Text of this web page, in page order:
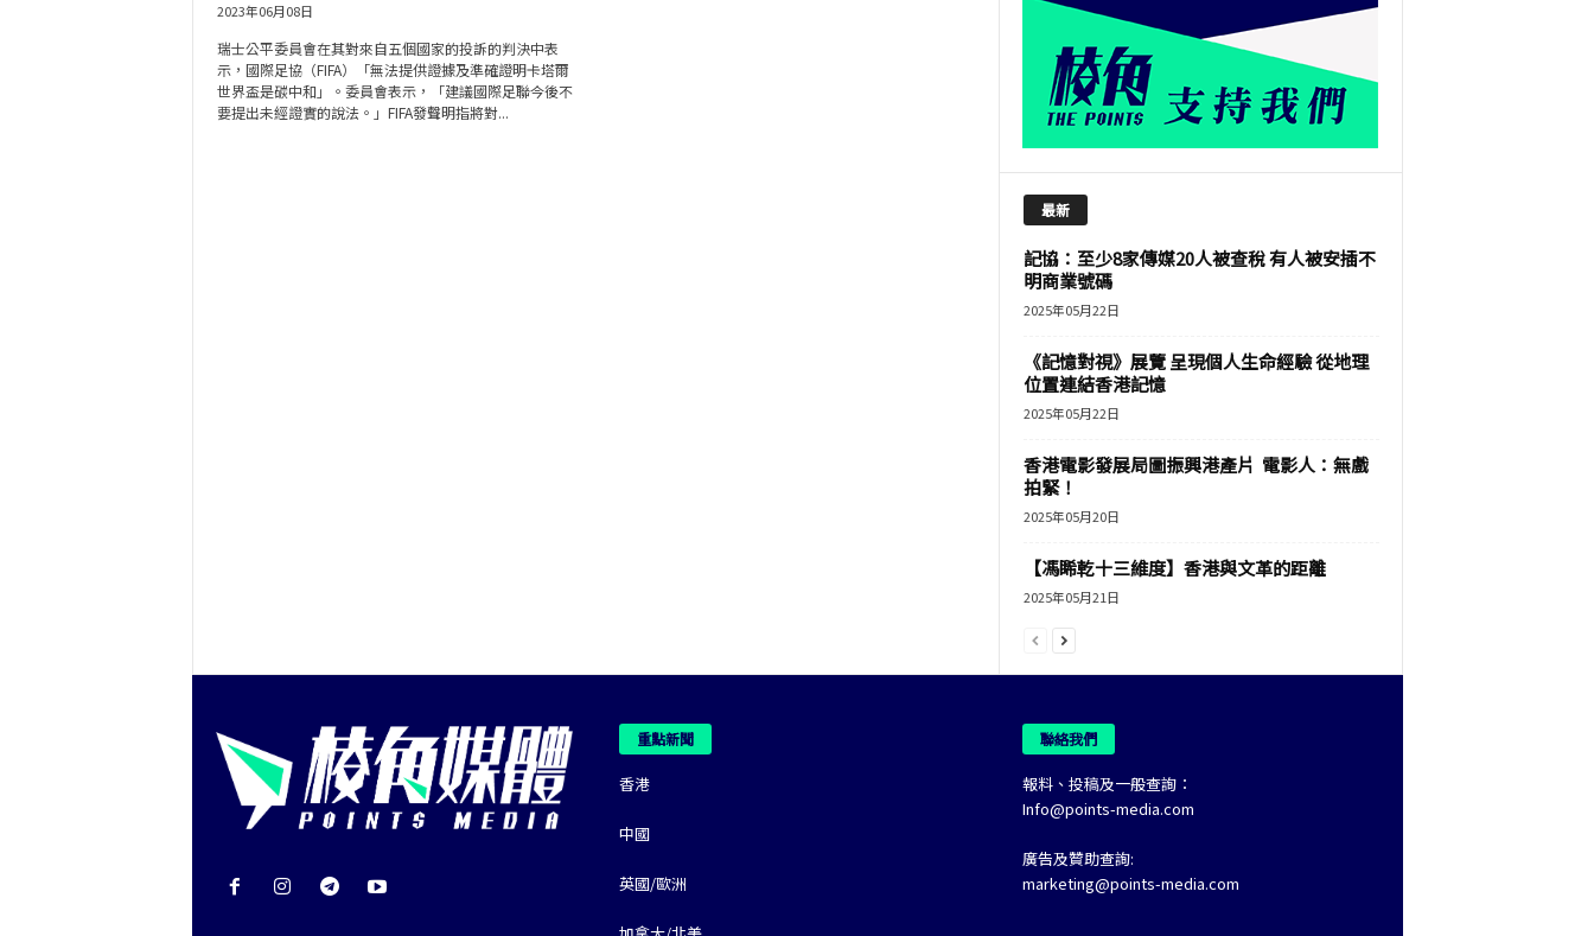
2023年06月08日
瑞士公平委員會在其對來自五個國家的投訴的判決中表
示，國際足協（FIFA）「無法提供證據及準確證明卡塔爾
世界盃是碳中和」。委員會表示，「建議國際足聯今後不
要提出未經證實的說法。」FIFA發聲明指將對...
最新
記協：至少8家傳媒20人被查稅 有人被安插不
明商業號碼
2025年05月22日
《記憶對視》展覽 呈現個人生命經驗 從地理
位置連結香港記憶
2025年05月22日
香港電影發展局圖振興港產片 電影人：無戲
拍緊！
2025年05月20日
【馮睎乾十三維度】香港與文革的距離
2025年05月21日
重點新聞
香港
中國
英國/歐洲
聯絡我們
報料、投稿及一般查詢：
Info@points-media.com
廣告及贊助查詢:
marketing@points-media.com